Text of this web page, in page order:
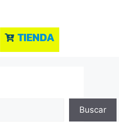
TIENDA
Buscar